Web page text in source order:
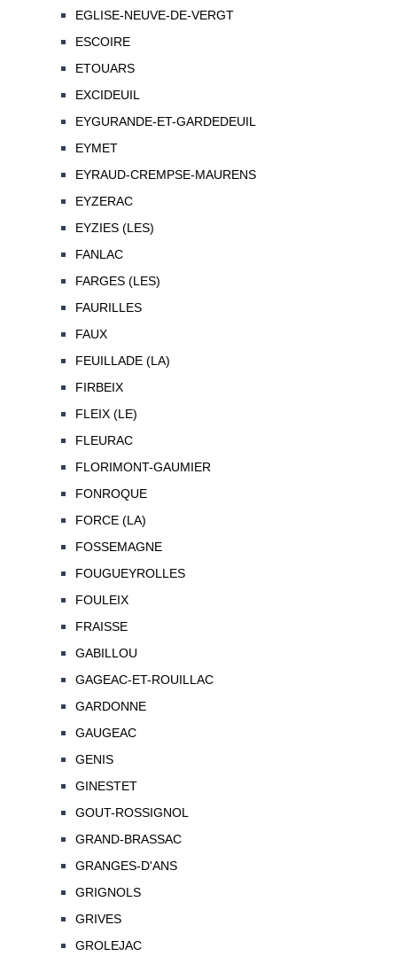
EGLISE-NEUVE-DE-VERGT
ESCOIRE
ETOUARS
EXCIDEUIL
EYGURANDE-ET-GARDEDEUIL
EYMET
EYRAUD-CREMPSE-MAURENS
EYZERAC
EYZIES (LES)
FANLAC
FARGES (LES)
FAURILLES
FAUX
FEUILLADE (LA)
FIRBEIX
FLEIX (LE)
FLEURAC
FLORIMONT-GAUMIER
FONROQUE
FORCE (LA)
FOSSEMAGNE
FOUGUEYROLLES
FOULEIX
FRAISSE
GABILLOU
GAGEAC-ET-ROUILLAC
GARDONNE
GAUGEAC
GENIS
GINESTET
GOUT-ROSSIGNOL
GRAND-BRASSAC
GRANGES-D'ANS
GRIGNOLS
GRIVES
GROLEJAC